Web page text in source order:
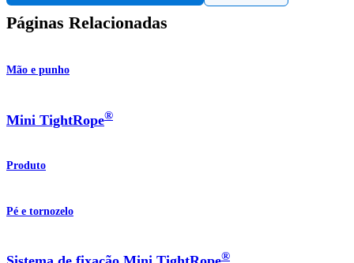
Páginas Relacionadas
Mão e punho
Mini TightRope®
Produto
Pé e tornozelo
®